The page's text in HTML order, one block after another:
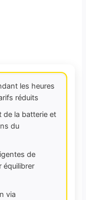
les heures
réduits
de la batterie et
du
de
équilibrer
via